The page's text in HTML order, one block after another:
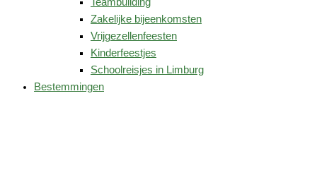
Zakelijke bijeenkomsten
Vrijgezellenfeesten
Kinderfeestjes
Schoolreisjes in Limburg
Bestemmingen